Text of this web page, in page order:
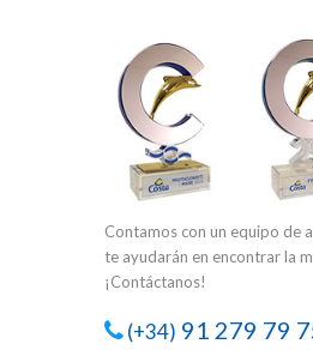
Contamos con un equipo de
te ayudarán en encontrar la
¡Contáctanos!
(+34) 91 279 79